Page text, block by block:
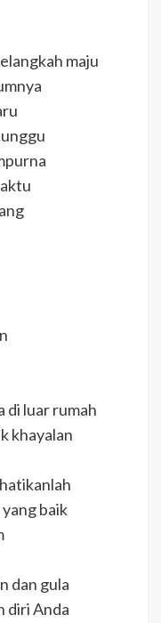
maju
di luar rumah
khayalan
baik
dan gula
diri Anda